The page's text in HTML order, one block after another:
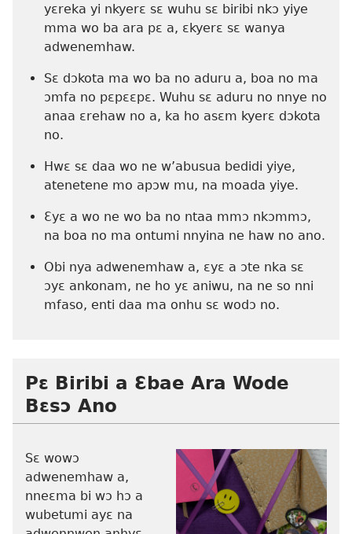
yɛreka yi nkyerɛ sɛ wuhu sɛ biribi nkɔ yiye
mma wo ba ara pɛ a, ɛkyerɛ sɛ wanya
adwenemhaw.
Sɛ dɔkota ma wo ba no aduru a, boa no ma
ɔmfa no pɛpɛɛpɛ. Wuhu sɛ aduru no nnye no
anaa ɛrehaw no a, ka ho asɛm kyerɛ dɔkota
no.
Hwɛ sɛ daa wo ne w’abusua bedidi yiye,
atenetene mo apɔw mu, na moada yiye.
Ɛyɛ a wo ne wo ba no ntaa mmɔ nkɔmmɔ,
na boa no ma ontumi nnyina ne haw no ano.
Obi nya adwenemhaw a, ɛyɛ a ɔte nka sɛ
ɔyɛ ankonam, ne ho yɛ aniwu, na ne so nni
mfaso, enti daa ma onhu sɛ wodɔ no.
Pɛ Biribi a Ɛbae Ara Wode
Bɛsɔ Ano
Sɛ wowɔ
adwenemhaw a,
nneɛma bi wɔ hɔ a
wubetumi ayɛ na